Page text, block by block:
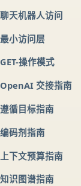
聊天机器人访问
最小访问层
GET-操作模式
OpenAI 交接指南
遵循目标指南
编码剂指南
上下文预算指南
知识图谱指南